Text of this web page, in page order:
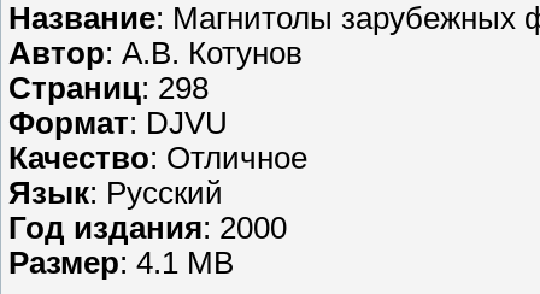
Название: Магнитолы зарубежных
Автор: А.В. Котунов
Страниц: 298
Формат: DJVU
Качество: Отличное
Язык: Русский
Год издания: 2000
Размер: 4.1 MB